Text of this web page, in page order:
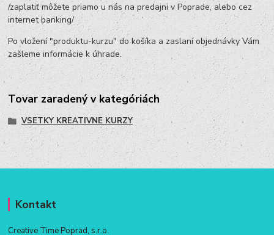
/zaplatiť môžete priamo u nás na predajni v Poprade, alebo cez
internet banking/
Po vložení "produktu-kurzu" do košíka a zaslaní objednávky Vám
zašleme informácie k úhrade.
Tovar zaradený v kategóriách
VSETKY KREATIVNE KURZY
Kontakt
Creative Time Poprad, s.r.o.